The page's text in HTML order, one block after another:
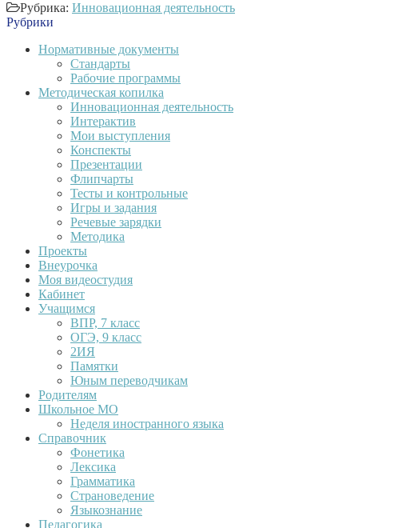
Рубрика: Инновационная деятельность
Рубрики
Нормативные документы
Стандарты
Рабочие программы
Методическая копилка
Инновационная деятельность
Интерактив
Мои выступления
Конспекты
Презентации
Флипчарты
Тесты и контрольные
Игры и задания
Речевые зарядки
Методика
Проекты
Внеурочка
Моя видеостудия
Кабинет
Учащимся
ВПР, 7 класс
ОГЭ, 9 класс
2ИЯ
Памятки
Юным переводчикам
Родителям
Школьное МО
Неделя иностранного языка
Справочник
Фонетика
Лексика
Грамматика
Страноведение
Языкознание
Педагогика